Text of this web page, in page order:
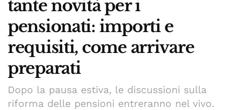
tante novità per i
pensionati: importi e
requisiti, come arrivare
preparati
Dopo la pausa estiva, le discussioni sulla
riforma delle pensioni entreranno nel vivo.